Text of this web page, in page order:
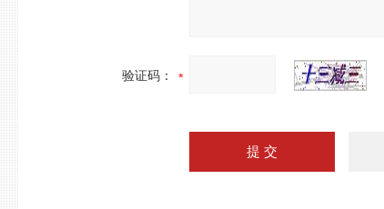
验证码：